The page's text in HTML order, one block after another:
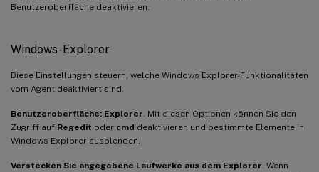
Benutzeroberfläche deaktivieren.
Windows-Explorer
Diese Einstellungen steuern, welche Windows Explorer-Funktionalitäten
vom Agent deaktiviert sind.
Benutzeroberfläche: Explorer . Mit diesen Optionen können Sie den
Zugriff auf Regedit oder cmd deaktivieren und bestimmte Elemente in
Windows Explorer ausblenden.
Verstecken Sie angegebene Laufwerke aus dem Explorer . Wenn